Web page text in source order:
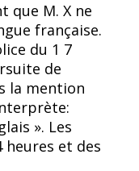
que M. X ne
française.
du 1 7
de
la mention
». Les
heures et des